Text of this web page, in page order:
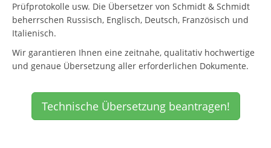
Prüfprotokolle usw. Die Übersetzer von Schmidt & Schmidt
beherrschen Russisch, Englisch, Deutsch, Französisch und
Italienisch.
Wir garantieren Ihnen eine zeitnahe, qualitativ hochwertige
und genaue Übersetzung aller erforderlichen Dokumente.
Technische Übersetzung beantragen!